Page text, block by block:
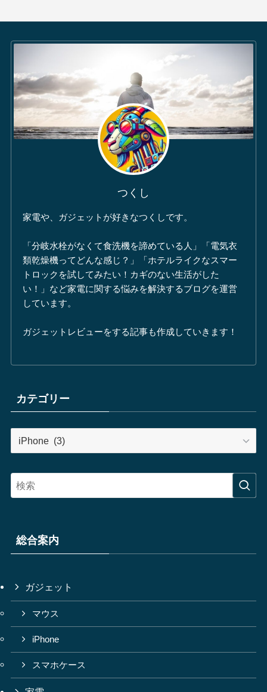
つくし
家電や、ガジェットが好きなつくしです。
「分岐水栓がなくて食洗機を諦めている人」「電気衣
類乾燥機ってどんな感じ？」「ホテルライクなスマー
トロックを試してみたい！カギのない生活がした
い！」など家電に関する悩みを解決するブログを運営
しています。
ガジェットレビューをする記事も作成していきます！
カテゴリー
カ
テ
リ
ー
総合案内
ガジェット
マウス
iPhone
スマホケース